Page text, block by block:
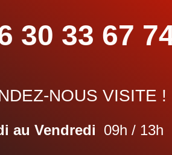
30 33 67
NOUS VISITE !
au Vendredi 09h / 13h